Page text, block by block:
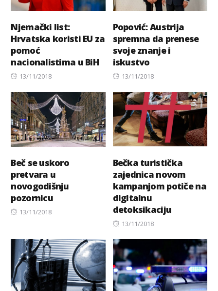
Njemački list:
Hrvatska koristi EU za
pomoć
nacionalistima u BiH
Posted
13/11/2018
Popović: Austrija
spremna da prenese
svoje znanje i
iskustvo
Posted
13/11/2018
Beč se uskoro
pretvara u
novogodišnju
pozornicu
Posted
13/11/2018
Bečka turistička
zajednica novom
kampanjom potiče na
digitalnu
detoksikaciju
Posted
13/11/2018